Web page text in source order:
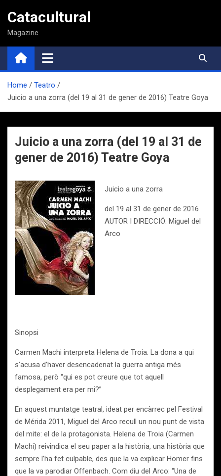
contenido
Catacultural
Magazine
Home
Teatro
Juicio a una zorra (del 19 al 31 de gener de 2016) Teatre Goya
Juicio a una zorra (del 19 al 31 de
gener de 2016) Teatre Goya
Juicio a una zorra
del 19 al 31 de gener de 2016
AUTOR I DIRECCIÓ: Miguel del
Arco
Sinopsi
Carmen Machi interpreta Helena de Troia. La dona a qui
s’acusa d’haver desencadenat la guerra antiga més
famosa, però “qui es pot creure que tot aquell
desplegament era per mi?”
En aquest muntatge teatral, ideat per encàrrec pel Festival
de Mérida 2011, Miguel del Arco recull un nou punt de vista
del mite: el de la protagonista. Helena de Troia (Carmen
Machi) reivindica el seu paper a la història, una història que
sempre l’ha fet culpable, des que la va explicar Homer fins
que la va parodiar Offenbach. Com diu del Arco: “Una de